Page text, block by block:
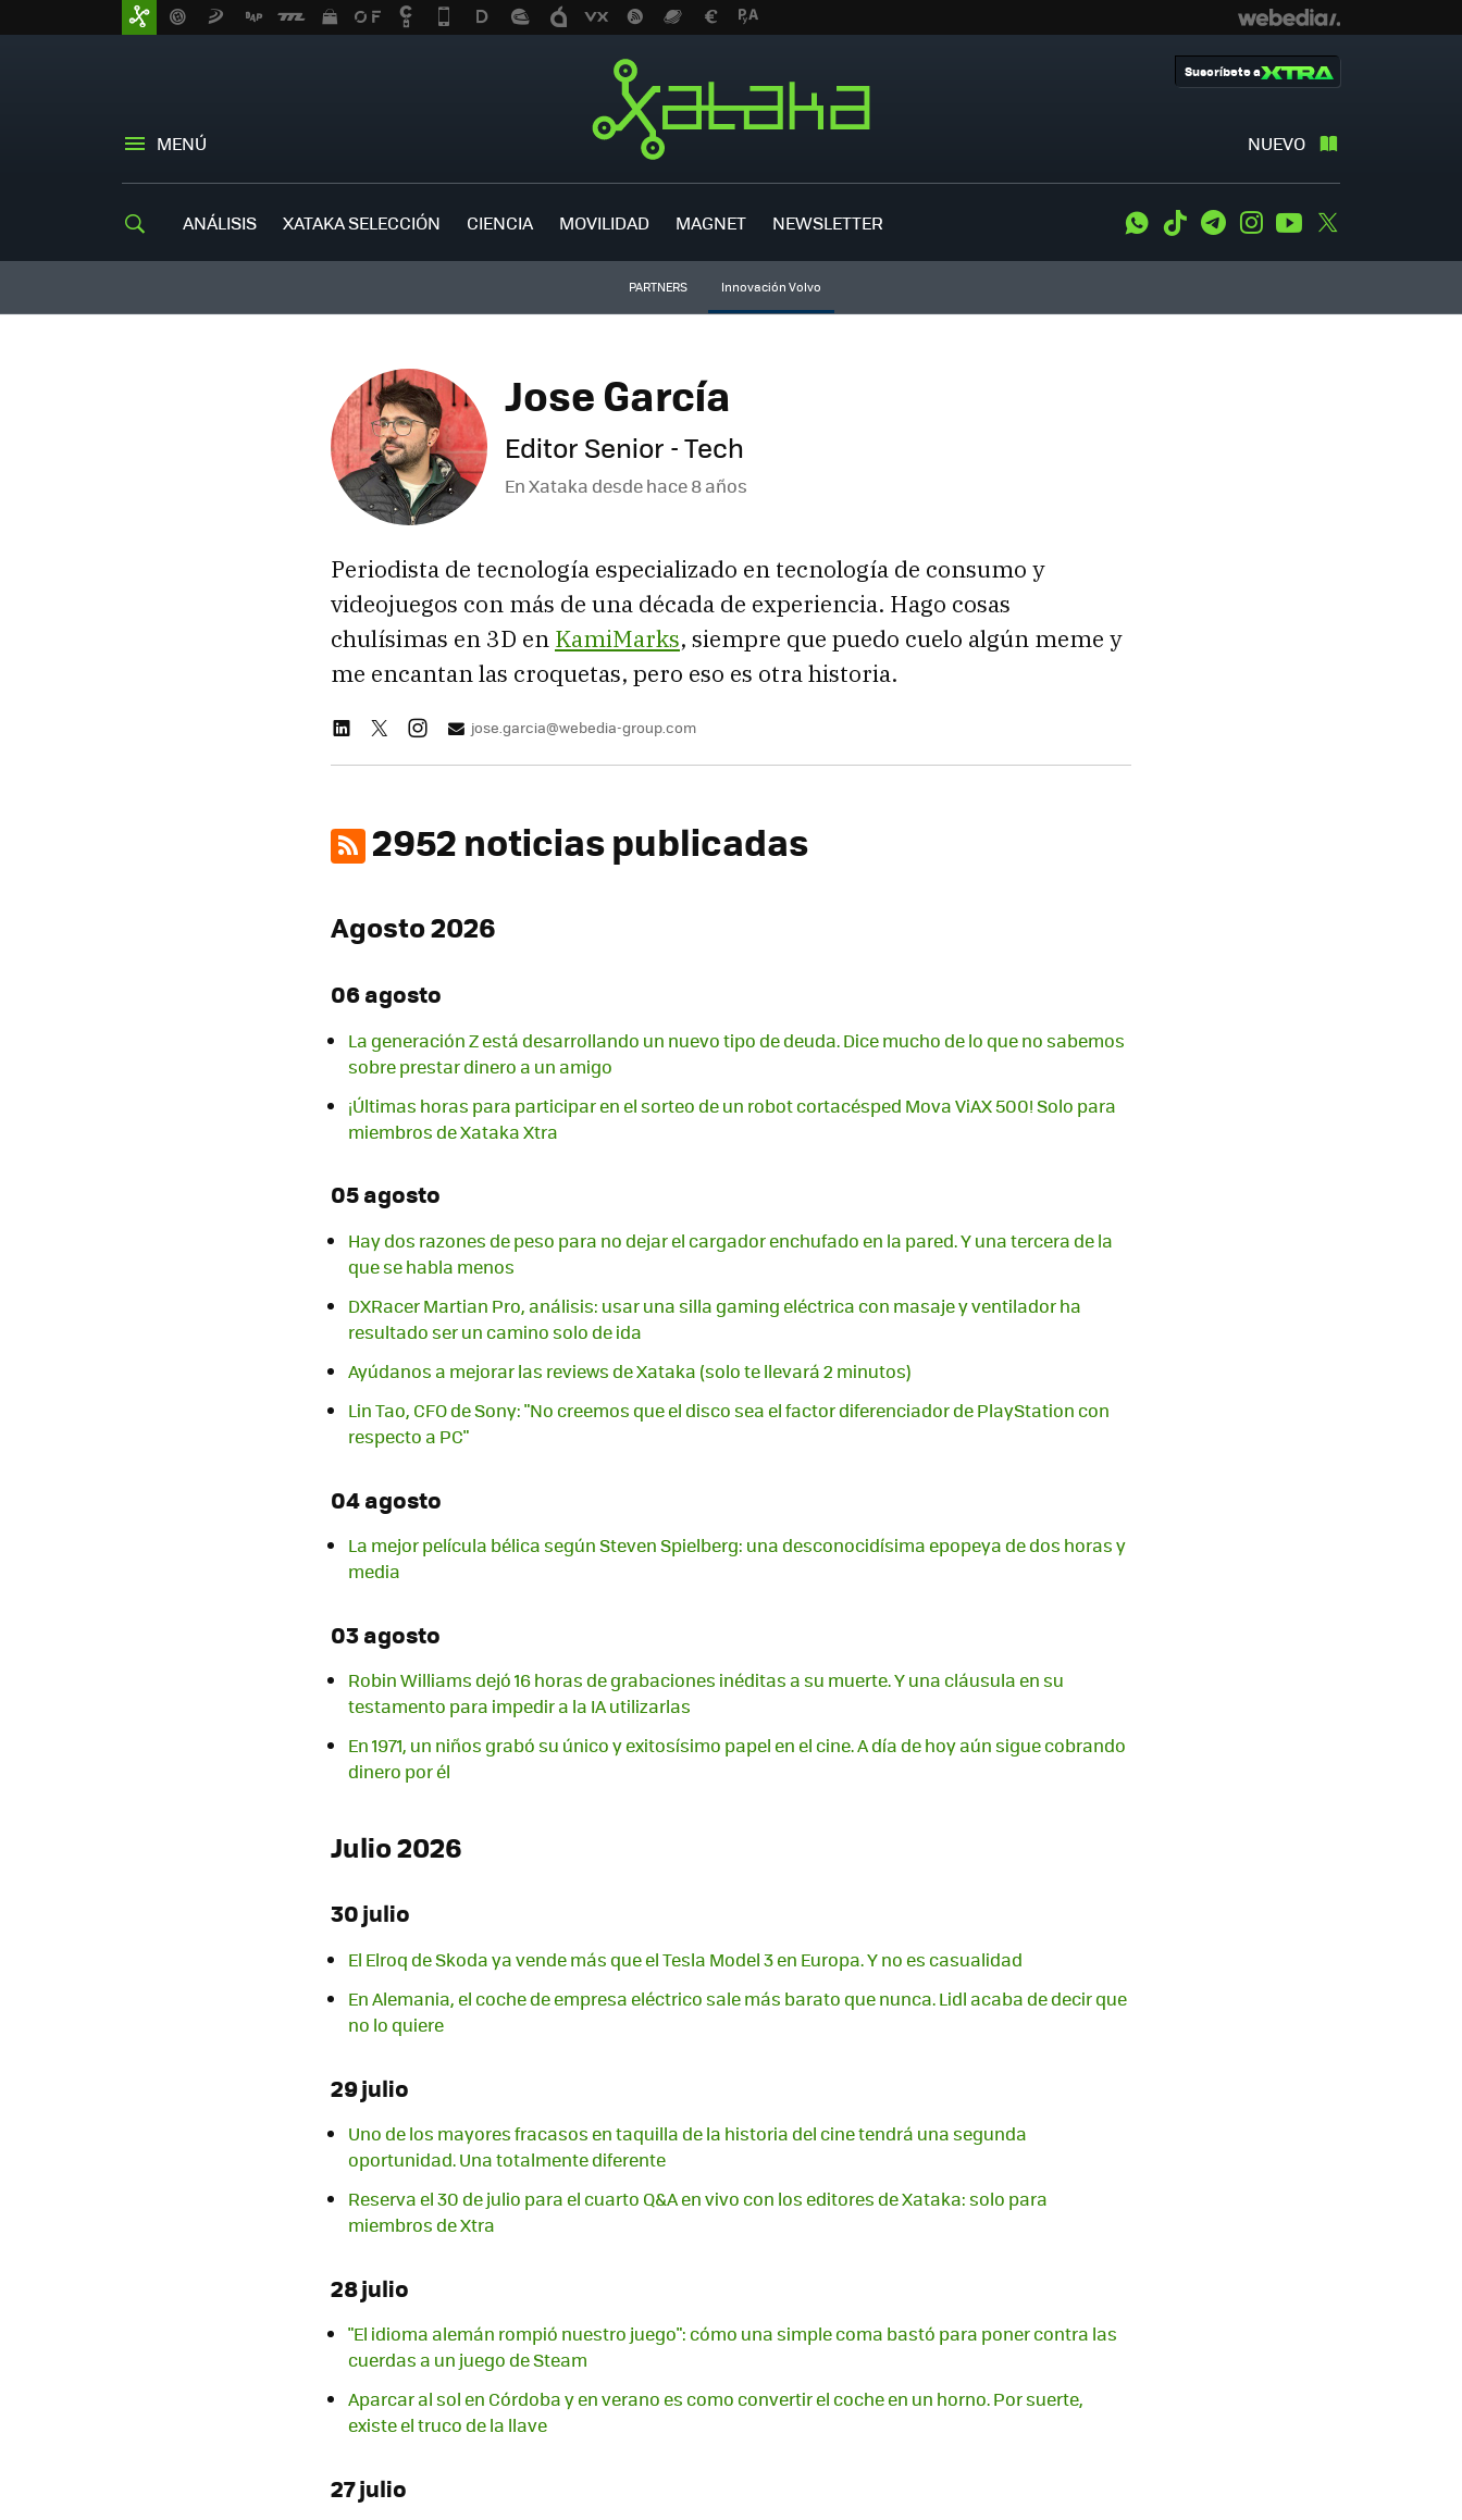
MENÚ NUEVO
Suscríbete a
ANÁLISIS XATAKA SELECCIÓN CIENCIA MOVILIDAD MAGNET NEWSLETTER WhatsApp
Tiktok TelegramInstagramYoutube
PARTNERS Innovación Volvo
Jose García
Editor Senior - Tech
En Xataka desdehace 8 años
Periodista de tecnología especializado en tecnología de consumo y
videojuegos con más de una década de experiencia. Hago cosas
chulísimas en 3D en KamiMarks, siempre que puedo cuelo algún meme y
me encantan las croquetas, pero eso es otra historia.
jose.garcia@webedia-group.com
2952 noticias publicadas
Agosto 2026
06 agosto
La generación Z está desarrollando un nuevo tipo de deuda. Dice mucho de lo que no sabemos
sobre prestar dinero a un amigo
¡Últimas horas para participar en el sorteo de un robot cortacésped Mova ViAX 500! Solo para
miembros de Xataka Xtra
05 agosto
Hay dos razones de peso para no dejar el cargador enchufado en la pared. Y una tercera de la
que se habla menos
DXRacer Martian Pro, análisis: usar una silla gaming eléctrica con masaje y ventilador ha
resultado ser un camino solo de ida
Ayúdanos a mejorar las reviews de Xataka (solo te llevará 2 minutos)
Lin Tao, CFO de Sony: "No creemos que el disco sea el factor diferenciador de PlayStation con
respecto a PC"
04 agosto
La mejor película bélica según Steven Spielberg: una desconocidísima epopeya de dos horas y
media
03 agosto
Robin Williams dejó 16 horas de grabaciones inéditas a su muerte. Y una cláusula en su
testamento para impedir a la IA utilizarlas
En 1971, un niños grabó su único y exitosísimo papel en el cine. A día de hoy aún sigue cobrando
dinero por él
Julio 2026
30 julio
El Elroq de Skoda ya vende más que el Tesla Model 3 en Europa. Y no es casualidad
En Alemania, el coche de empresa eléctrico sale más barato que nunca. Lidl acaba de decir que
no lo quiere
29 julio
Uno de los mayores fracasos en taquilla de la historia del cine tendrá una segunda
oportunidad. Una totalmente diferente
Reserva el 30 de julio para el cuarto Q&A en vivo con los editores de Xataka: solo para
miembros de Xtra
28 julio
"El idioma alemán rompió nuestro juego": cómo una simple coma bastó para poner contra las
cuerdas a un juego de Steam
Aparcar al sol en Córdoba y en verano es como convertir el coche en un horno. Por suerte,
existe el truco de la llave
27 julio